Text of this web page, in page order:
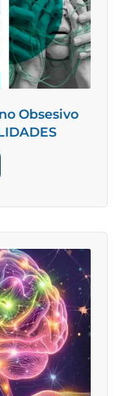
Obsesivo